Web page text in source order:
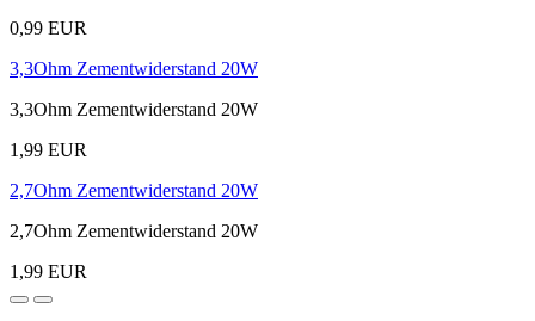
0,99 EUR
3,3Ohm Zementwiderstand 20W
3,3Ohm Zementwiderstand 20W
1,99 EUR
2,7Ohm Zementwiderstand 20W
2,7Ohm Zementwiderstand 20W
1,99 EUR